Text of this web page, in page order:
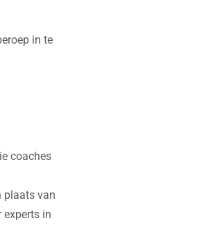
in te
coaches
plaats van
in